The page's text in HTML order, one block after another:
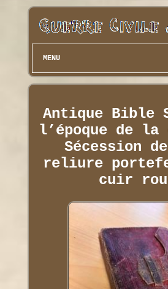
MENU
Antique Bible
l’époque de la
Sécession
reliure
cuir